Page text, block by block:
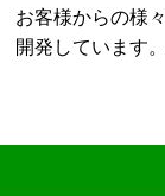
お客様からの様
開発しています